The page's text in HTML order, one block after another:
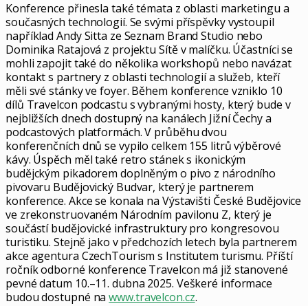
Konference přinesla také témata z oblasti marketingu a
současných technologií. Se svými příspěvky vystoupil
například Andy Sitta ze Seznam Brand Studio nebo
Dominika Ratajová z projektu Sítě v malíčku. Účastníci se
mohli zapojit také do několika workshopů nebo navázat
kontakt s partnery z oblasti technologií a služeb, kteří
měli své stánky ve foyer. Během konference vzniklo 10
dílů Travelcon podcastu s vybranými hosty, který bude v
nejbližších dnech dostupný na kanálech Jižní Čechy a
podcastových platformách. V průběhu dvou
konferenčních dnů se vypilo celkem 155 litrů výběrové
kávy. Úspěch měl také retro stánek s ikonickým
budějckým pikadorem doplněným o pivo z národního
pivovaru Budějovický Budvar, který je partnerem
konference. Akce se konala na Výstavišti České Budějovice
ve zrekonstruovaném Národním pavilonu Z, který je
součástí budějovické infrastruktury pro kongresovou
turistiku. Stejně jako v předchozích letech byla partnerem
akce agentura CzechTourism s Institutem turismu. Příští
ročník odborné konference Travelcon má již stanovené
pevné datum 10.–11. dubna 2025. Veškeré informace
budou dostupné nawww.travelcon.cz.